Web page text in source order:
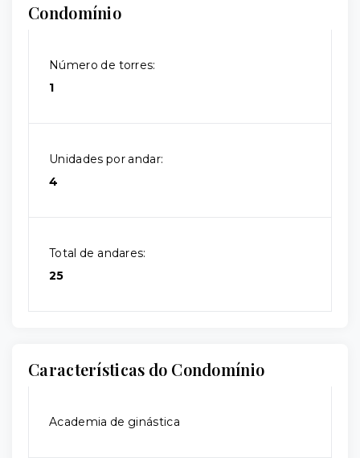
Condomínio
Número de torres:
1
Unidades por andar:
4
Total de andares:
25
Características do Condomínio
Academia de ginástica